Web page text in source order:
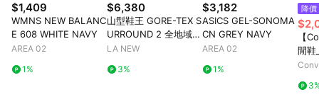
$1,409
WMNS NEW BALANC
E 608 WHITE NAVY
AREA 02
1%
$6,380
山型鞋王 GORE-TEX S
URROUND 2 全地域機
能郊山鞋(男23061454
LA NEW
3%
$3,182
ASICS GEL-SONOMA
CN GREY NAVY
AREA 02
1%
降價
【
閒鞋
官方